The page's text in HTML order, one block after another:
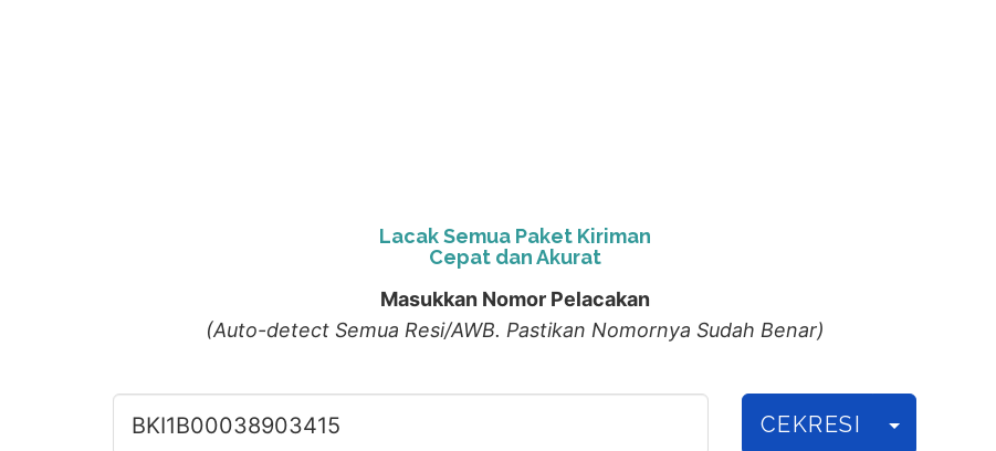
Lacak Semua Paket Kiriman
Cepat dan Akurat
Masukkan Nomor Pelacakan
(Auto-detect Semua Resi/AWB. Pastikan Nomornya Sudah Benar)
CEKRESI